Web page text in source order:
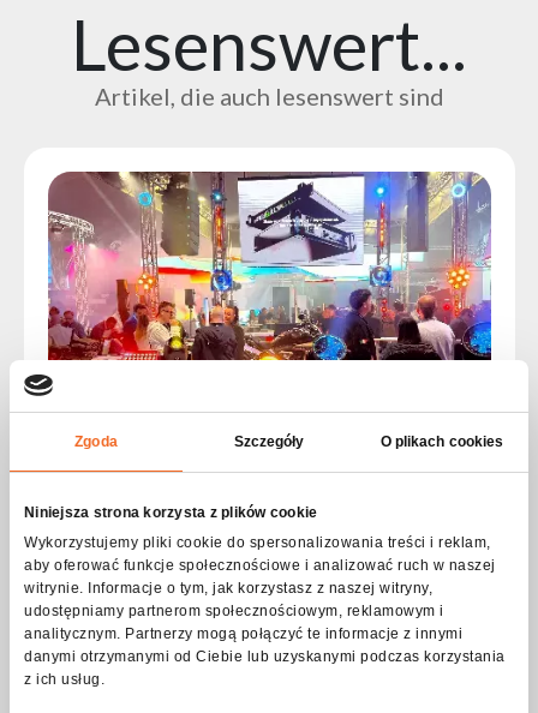
Zgoda Szczegóły O plikach cookies
Niniejsza strona korzysta z plików cookie
Wykorzystujemy pliki cookie do spersonalizowania treści i reklam,
aby oferować funkcje społecznościowe i analizować ruch w naszej
witrynie. Informacje o tym, jak korzystasz z naszej witryny,
udostępniamy partnerom społecznościowym, reklamowym i
analitycznym. Partnerzy mogą połączyć te informacje z innymi
danymi otrzymanymi od Ciebie lub uzyskanymi podczas korzystania
z ich usług.
Lesenswert...
Artikel, die auch lesenswert sind
Partnerschaft und Präsenz am Stand von Adagio
PRO
Die MIR 2026 in Rimini liegt nun hinter uns. Sie zählt zu den
wichtigsten Veranstaltungen der AV-Branche in Europa
und bringt Hersteller, Integratoren und Fachleute aus der
ganzen Welt zusammen.
In diesem Jahr hatten wir die Freude, gemeinsam mit
unserem neuen Partner Adagio PRO (Holmusic)